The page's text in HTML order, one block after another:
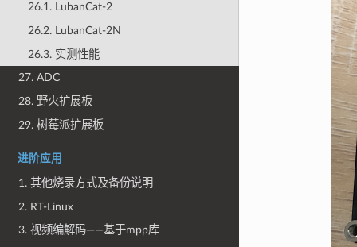
26.1. LubanCat-2
26.2. LubanCat-2N
26.3. 实测性能
27. ADC
28. 野火扩展板
29. 树莓派扩展板
进阶应用
1. 其他烧录方式及备份说明
2. RT-Linux
3. 视频编解码——基于mpp库